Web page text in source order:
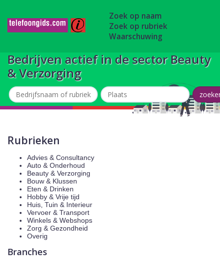
Zoek op naam
Zoek op rubriek
Waarschuwing
Bedrijven actief in de sector Beauty
& Verzorging
Rubrieken
Advies & Consultancy
Auto & Onderhoud
Beauty & Verzorging
Bouw & Klussen
Eten & Drinken
Hobby & Vrije tijd
Huis, Tuin & Interieur
Vervoer & Transport
Winkels & Webshops
Zorg & Gezondheid
Overig
Branches